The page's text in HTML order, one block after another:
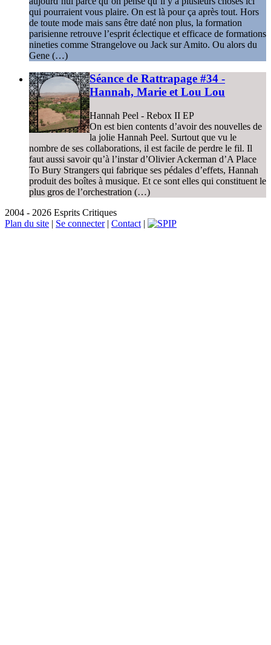
qui pourraient vous plaire. On est là pour ça après tout. Hors
de toute mode mais sans être daté non plus, la formation
parisienne retrouve l’esprit éclectique et efficace de formations
nineties comme Strangelove ou Jack sur Amito. Ou alors du
Gene (…)
Séance de Rattrapage #34 -
Hannah, Marie et Lou Lou
Hannah Peel - Rebox II EP
On est bien contents d’avoir des nouvelles de
la jolie Hannah Peel. Surtout que vu le
nombre de ses collaborations, il est facile de perdre le fil. Il
faut aussi savoir qu’à l’instar d’Olivier Ackerman d’A Place
To Bury Strangers qui fabrique ses pédales d’effets, Hannah
produit des boîtes à musique. Et ce sont elles qui constituent le
plus gros de l’orchestration (…)
2004 - 2026 Esprits Critiques
Plan du site | Se connecter| Contact |